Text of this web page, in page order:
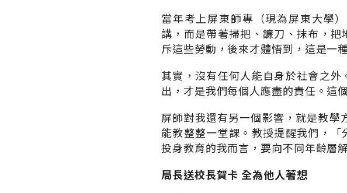
當年考上屏東師專（現為屏東大學
講，而是帶著掃把、鐮刀、抹布，
斥這些勞動，後來才體悟到，這是一
其實，沒有任何人能自身於社會之
出，才是我們每個人應盡的責任。這
屏師對我還有另一個影響，就是教
能教整整一堂課。教授提醒我們，
投身教育的我而言，要向不同年齡層
局長送校長賀卡 全為他人著想